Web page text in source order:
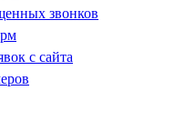
звонков
с сайта